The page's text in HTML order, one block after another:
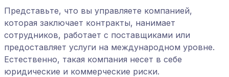
Представьте, что вы управляете компанией,
которая заключает контракты, нанимает
сотрудников, работает с поставщиками или
предоставляет услуги на международном уровне.
Естественно, такая компания несет в себе
юридические и коммерческие риски.